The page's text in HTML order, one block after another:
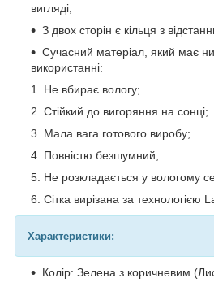
вигляді;
З двох сторін є кільця з
Сучасний матеріал, який має
використанні:
Не вбирає вологу;
Стійкий до вигоряння на сонці;
Мала вага готового виробу;
Повністю безшумний;
Не розкладається у вологому
Сітка вирізана за технологією
Характеристики:
Колір: Зелена з коричневим